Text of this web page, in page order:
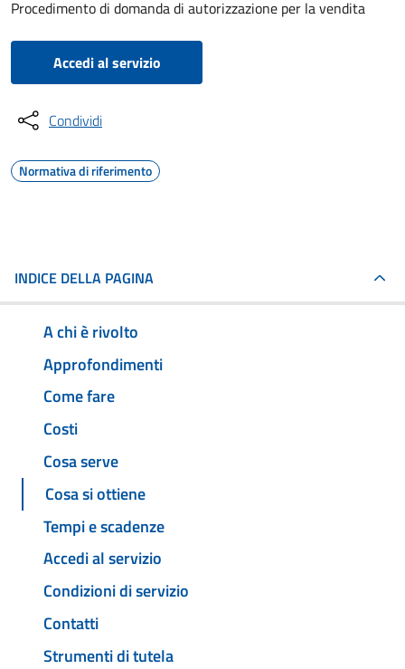
Procedimento di domanda di autorizzazione per la vendita
Accedi al servizio
Condividi
Normativa di riferimento
INDICE DELLA PAGINA
A chi è rivolto
Approfondimenti
Come fare
Costi
Cosa serve
Cosa si ottiene
Tempi e scadenze
Accedi al servizio
Condizioni di servizio
Contatti
Strumenti di tutela